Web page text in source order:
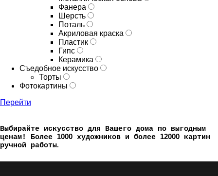
Фанера
Шерсть
Поталь
Акриловая краска
Пластик
Гипс
Керамика
Съедобное искусство
Торты
Фотокартины
Перейти
Выбирайте искусство для Вашего дома по выгодным
ценам!
Более 1000 художников и более 12000 картин
ручной работы.